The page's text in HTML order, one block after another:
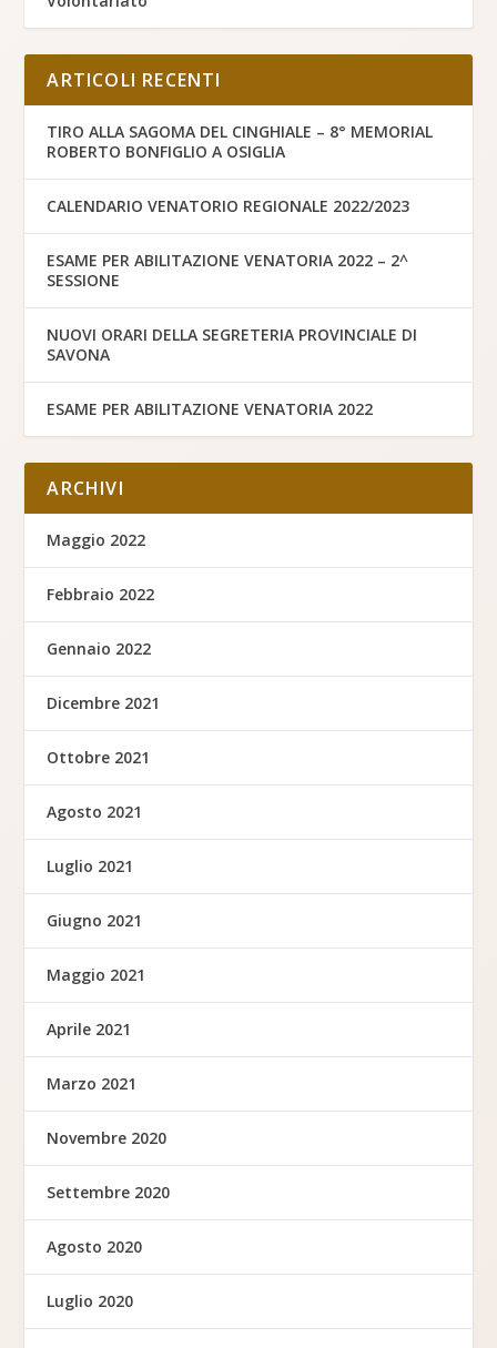
ARTICOLI RECENTI
TIRO ALLA SAGOMA DEL CINGHIALE – 8° MEMORIAL
ROBERTO BONFIGLIO A OSIGLIA
CALENDARIO VENATORIO REGIONALE 2022/2023
ESAME PER ABILITAZIONE VENATORIA 2022 – 2^
SESSIONE
NUOVI ORARI DELLA SEGRETERIA PROVINCIALE DI
SAVONA
ESAME PER ABILITAZIONE VENATORIA 2022
ARCHIVI
Maggio 2022
Febbraio 2022
Gennaio 2022
Dicembre 2021
Ottobre 2021
Agosto 2021
Luglio 2021
Giugno 2021
Maggio 2021
Aprile 2021
Marzo 2021
Novembre 2020
Settembre 2020
Agosto 2020
Luglio 2020